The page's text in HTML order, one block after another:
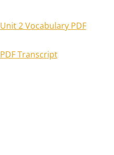
Unit 2 Vocabulary PDF
PDF Transcript